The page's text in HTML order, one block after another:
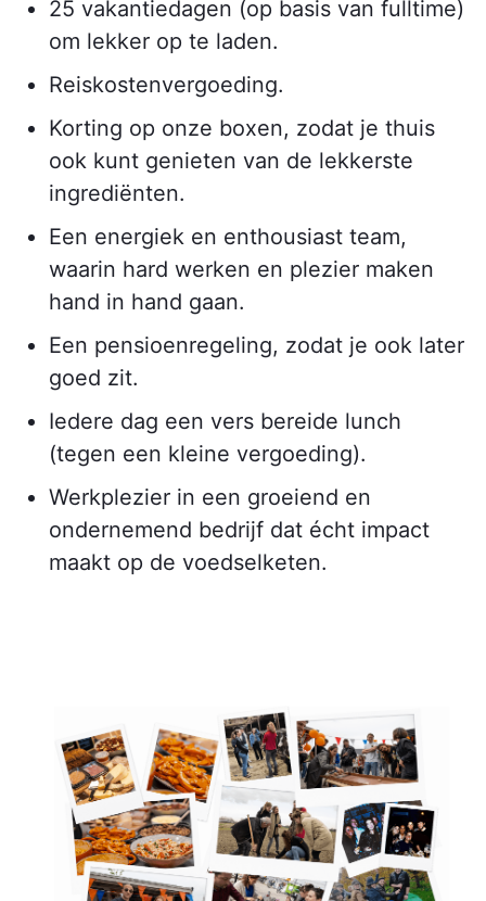
25 vakantiedagen (op basis van fulltime)
om lekker op te laden.
Reiskostenvergoeding.
Korting op onze boxen, zodat je thuis
ook kunt genieten van de lekkerste
ingrediënten.
Een energiek en enthousiast team,
waarin hard werken en plezier maken
hand in hand gaan.
Een pensioenregeling, zodat je ook later
goed zit.
Iedere dag een vers bereide lunch
(tegen een kleine vergoeding).
Werkplezier in een groeiend en
ondernemend bedrijf dat écht impact
maakt op de voedselketen.